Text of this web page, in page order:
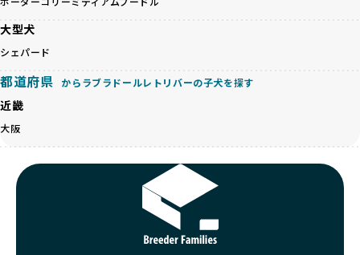
量販売、負担の大きい流通構造、劣悪な飼育環境といった課
題に真摯に向き合っています。優良ブリーダーとの直接取引
る社会の実現を目指しています。
さらに、売上の一部を保護団体や保護団体を支援する公益法
人へ寄付しています。多くのペット販売業者が、動物福祉へ
の取り組みが不十分であることを理由に寄付を断られる中、
BreederFamiliesはその姿勢が評価され、寄付が実現してい
ます。この活動により、保護が必要なワンちゃんの救済や保
護活動の支援にも貢献しています。
BreederFamiliesのこうした取り組みは、目の前の子犬だけ
でなく、すべてのワンちゃんに優しい未来を創るための大き
な一歩です。ユーザーの皆さんがBreederFamiliesを通じて
を軽視しがちです。
「ペットショップ等を使わない」の詳細はこちら
近年、「小さくて可愛い」「珍しい毛色」という見た目の特
徴が人気を集め、高値で取引されることが多くなっていま
くありません。極小サイズは骨や心臓に負担がかかりやす
く、レアカラーには遺伝疾患のリスクが高まることがありま
す。
営利優先ブリーダーは、このような流行や需要に応じて無理
な繁殖を行いがちです。小柄な母犬を繁殖に多用して体に負
担をかけたり、子犬を小さく見せるために食事を減らすな
ど、健康を犠牲にした管理がされることもあります。このよ
うな方法では、ワンちゃんの免疫力や体力が低下し、飼い主
にとっても将来的な医療費やケアの負担が増える恐れがあり
大型犬
シェパード
都道府県 からラブラドールレトリバーの子犬を探す
近畿
大阪